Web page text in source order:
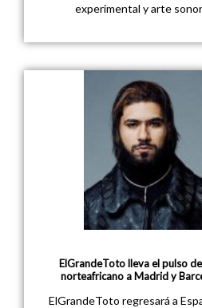
experimental y arte
ElGrandeToto lleva el pulso
norteafricano a Madrid y
ElGrandeToto regresará a